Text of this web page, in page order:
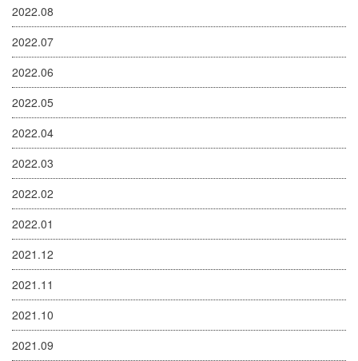
2022.08
2022.07
2022.06
2022.05
2022.04
2022.03
2022.02
2022.01
2021.12
2021.11
2021.10
2021.09